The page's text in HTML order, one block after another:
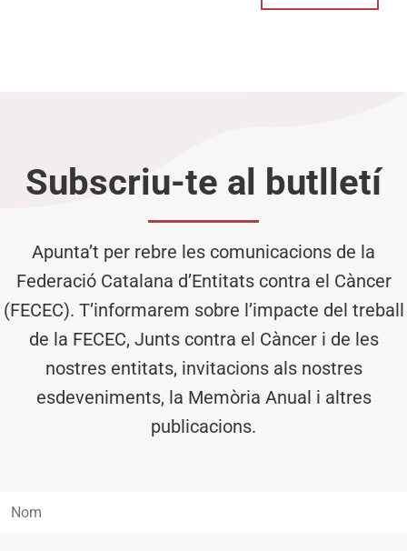
Subscriu-te al butlletí
Apunta’t per rebre les comunicacions de la
Federació Catalana d’Entitats contra el Càncer
(FECEC). T’informarem sobre l’impacte del treball
de la FECEC, Junts contra el Càncer i de les
nostres entitats, invitacions als nostres
esdeveniments, la Memòria Anual i altres
publicacions.